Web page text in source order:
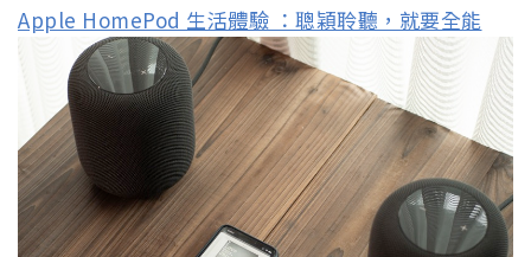
Apple HomePod 生活體驗 ：聰穎聆聽，就要全能